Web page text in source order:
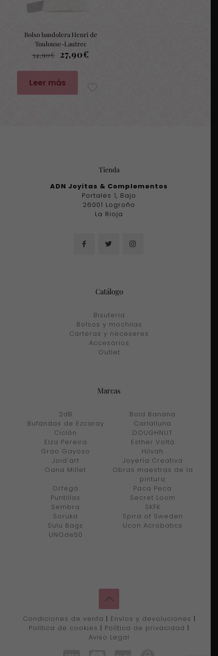
Bolso bandolera Henri de
Toulouse-Lautrec
34,90€ El
precio
original
era:
27,90€
Leer más
Tienda
ADN Joyitas & Complementos
Portales 1, Bajo
26001 Logroño
La Rioja
Catálogo
Bisuteria
Bolsos y mochilas
Carteras y neceseres
Accesorios
Outlet
Marcas
2dB
Bold Banana
Bufandas de Ezcaray
Carlalluna
Ciclón
DOUGHNUT
Elza Pereira
Esther Voltà
Grao Gayoso
Hilvah
Joid'art
Joyería Creativa
Oana Millet
Obras maestras de la
pintura
Orfega
Paca Peca
Puntillas
Secret Loom
Sembra
SKFK
Soruka
Spira of Sweden
Sulu Bags
Ucon Acrobatics
UNOde50
Condiciones de venta | Envíos y devoluciones |
Política de cookies | Política de privacidad |
Aviso Legal